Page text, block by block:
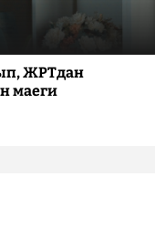
ЖРТдан
маеги